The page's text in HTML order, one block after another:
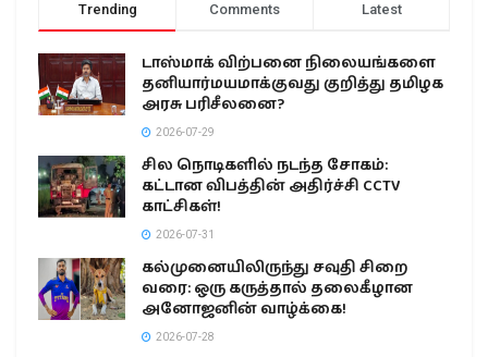
Trending Comments Latest
டாஸ்மாக் விற்பனை நிலையங்களை
தனியார்மயமாக்குவது குறித்து தமிழக
அரசு பரிசீலனை?
2026-07-29
சில நொடிகளில் நடந்த சோகம்:
கட்டான விபத்தின் அதிர்ச்சி CCTV
காட்சிகள்!
2026-07-31
கல்முனையிலிருந்து சவுதி சிறை
வரை: ஒரு கருத்தால் தலைகீழான
அனோஜனின் வாழ்க்கை!
2026-07-28